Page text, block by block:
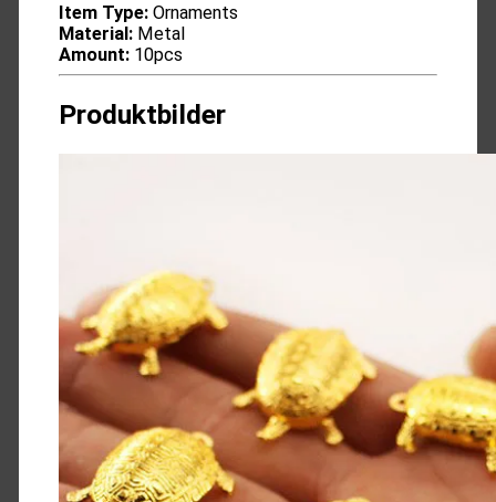
Item Type: Ornaments
Material: Metal
Amount: 10pcs
Produktbilder